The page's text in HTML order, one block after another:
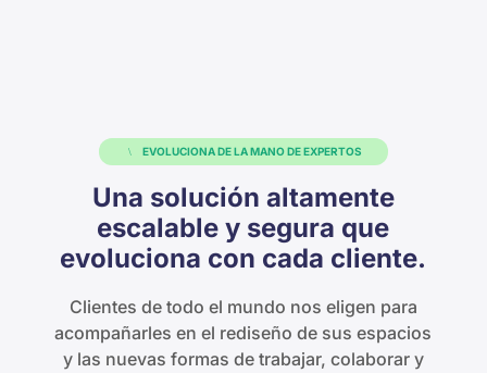
EVOLUCIONA DE LA MANO DE EXPERTOS
Una solución altamente
escalable y segura que
evoluciona con cada cliente.
Clientes de todo el mundo nos eligen para
acompañarles en el rediseño de sus espacios
y las nuevas formas de trabajar, colaborar y